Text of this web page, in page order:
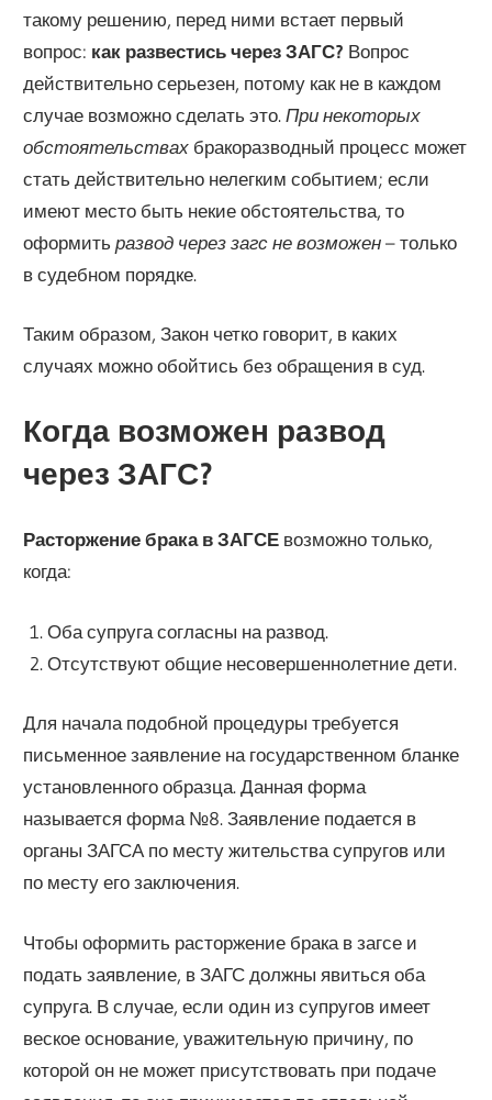
такому решению, перед ними встает первый
вопрос: как развестись через ЗАГС? Вопрос
действительно серьезен, потому как не в каждом
случае возможно сделать это.При некоторых
обстоятельствах бракоразводный процесс может
стать действительно нелегким событием; если
имеют место быть некие обстоятельства, то
оформитьразвод через загс не возможен– только
в судебном порядке.
Таким образом, Закон четко говорит, в каких
случаях можно обойтись без обращения в суд.
Когда возможен развод
через ЗАГС?
Расторжение брака в ЗАГСЕ возможно только,
когда:
Оба супруга согласны на развод.
Отсутствуют общие несовершеннолетние дети.
Для начала подобной процедуры требуется
письменное заявление на государственном бланке
установленного образца. Данная форма
называется форма №8. Заявление подается в
органы ЗАГСА по месту жительства супругов или
по месту его заключения.
Чтобы оформить расторжение брака в загсе и
подать заявление, в ЗАГС должны явиться оба
супруга. В случае, если один из супругов имеет
веское основание, уважительную причину, по
которой он не может присутствовать при подаче